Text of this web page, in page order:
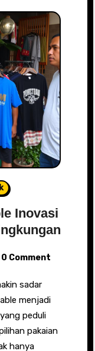
Inovasi
0 Comment
menjadi
peduli
pakaian
hanya